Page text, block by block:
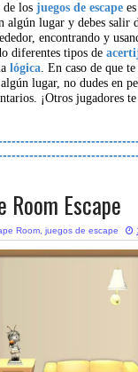
de los juegos de escape
algún lugar y debes salir
encontrando y
diferentes tipos de
lógica. En caso de que te
algún lugar, no dudes en
¡Otros jugadores te
Room Escape
Room, juegos de escape